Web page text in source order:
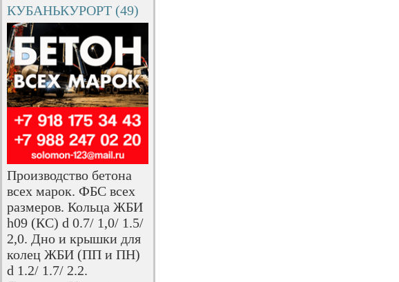
КУБАНЬКУРОРТ (49)
Производство бетона
всех марок. ФБС всех
размеров. Кольца ЖБИ
h09 (КС) d 0.7/ 1,0/ 1.5/
2,0. Дно и крышки для
колец ЖБИ (ПП и ПН)
d 1.2/ 1.7/ 2.2.